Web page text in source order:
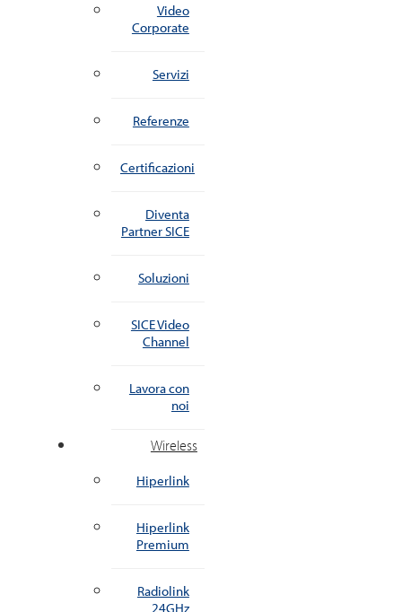
Video
Corporate
Servizi
Referenze
Certificazioni
Diventa
Partner SICE
Soluzioni
SICE Video
Channel
Lavora con
noi
Wireless
Hiperlink
Hiperlink
Premium
Radiolink
24GHz